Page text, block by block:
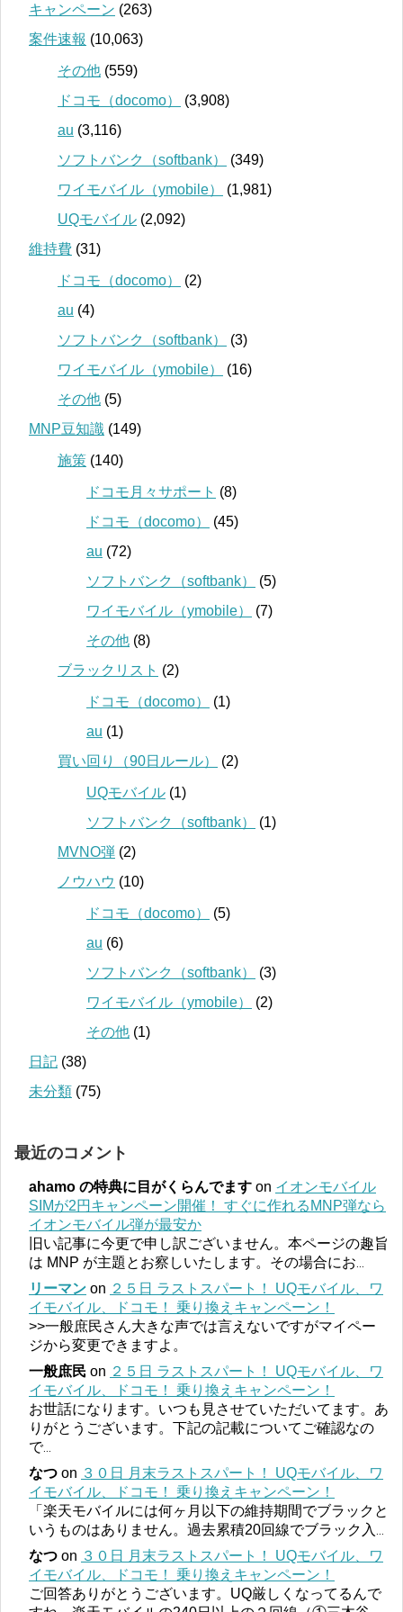
キャンペーン (263)
案件速報 (10,063)
その他 (559)
ドコモ（docomo）
(3,908)
au (3,116)
ソフトバンク（softbank）
(349)
ワイモバイル（ymobile）
(1,981)
UQモバイル (2,092)
維持費 (31)
ドコモ（docomo）
(2)
au (4)
ソフトバンク（softbank）
(3)
ワイモバイル（ymobile）
(16)
その他 (5)
MNP豆知識 (149)
施策 (140)
ドコモ月々サポート (8)
ドコモ（docomo）
(45)
au (72)
ソフトバンク（softbank）
(5)
ワイモバイル（ymobile）
(7)
その他 (8)
ブラックリスト (2)
ドコモ（docomo）
(1)
au (1)
買い回り（90日ルール）
(2)
UQモバイル (1)
ソフトバンク（softbank）
(1)
MVNO弾 (2)
ノウハウ (10)
ドコモ（docomo）
(5)
au (6)
ソフトバンク（softbank）
(3)
ワイモバイル（ymobile）
(2)
その他 (1)
日記 (38)
未分類 (75)
最近のコメント
ahamo の特典に目がくらんでます on イオンモバイル
SIMが2円キャンペーン開催！ すぐに作れるMNP弾なら
イオンモバイル弾が最安か
旧い記事に今更で申し訳ございません。本ページの趣旨
は MNP が主題とお察しいたします。その場合にお
リーマン on ２５日 ラストスパート！ UQモバイル、ワ
イモバイル、ドコモ！ 乗り換えキャンペーン！
>>一般庶民さん大きな声では言えないですがマイペー
ジから変更できますよ。
一般庶民 on ２５日 ラストスパート！ UQモバイル、ワ
イモバイル、ドコモ！ 乗り換えキャンペーン！
お世話になります。いつも見させていただいてます。あ
りがとうございます。下記の記載についてご確認なの
で...
なつ on ３０日 月末ラストスパート！ UQモバイル、ワ
イモバイル、ドコモ！ 乗り換えキャンペーン！
「楽天モバイルには何ヶ月以下の維持期間でブラックと
いうものはありません。過去累積20回線でブラック入
なつ on ３０日 月末ラストスパート！ UQモバイル、ワ
イモバイル、ドコモ！ 乗り換えキャンペーン！
ご回答ありがとうございます。UQ厳しくなってるんで